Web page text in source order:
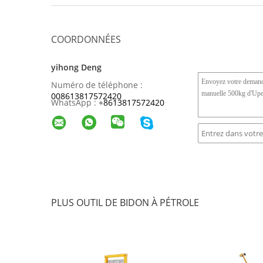
COORDONNÉES
yihong Deng
Numéro de téléphone :
008613817572420
WhatsApp :+8613817572420
PLUS OUTIL DE BIDON À PÉTROLE